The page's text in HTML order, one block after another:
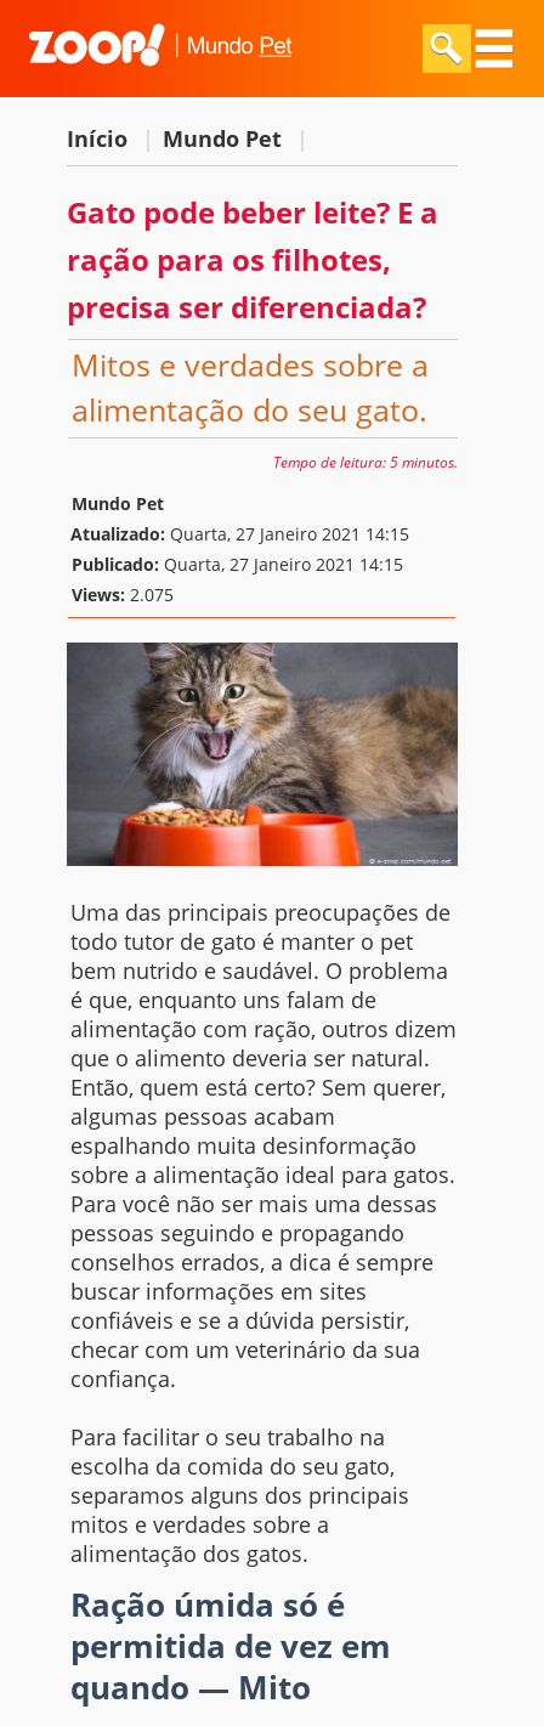
Início | Mundo Pet |
Gato pode beber leite? E a
ração para os filhotes,
precisa ser diferenciada?
Mitos e verdades sobre a
alimentação do seu gato.
Tempo de leitura:5 minutos.
Mundo Pet
Atualizado: Quarta, 27 Janeiro 2021 14:15
Publicado: Quarta, 27 Janeiro 2021 14:15
Views: 2.075
Uma das principais preocupações de
todo tutor de gato é manter o pet
bem nutrido e saudável. O problema
é que, enquanto uns falam de
alimentação com ração, outros dizem
que o alimento deveria ser natural.
Então, quem está certo? Sem querer,
algumas pessoas acabam
espalhando muita desinformação
sobre a alimentação ideal para gatos.
Para você não ser mais uma dessas
pessoas seguindo e propagando
conselhos errados, a dica é sempre
buscar informações em sites
confiáveis e se a dúvida persistir,
checar com um veterinário da sua
confiança.
Para facilitar o seu trabalho na
escolha da comida do seu gato,
separamos alguns dos principais
mitos e verdades sobre a
alimentação dos gatos.
Ração úmida só é
permitida de vez em
quando — Mito